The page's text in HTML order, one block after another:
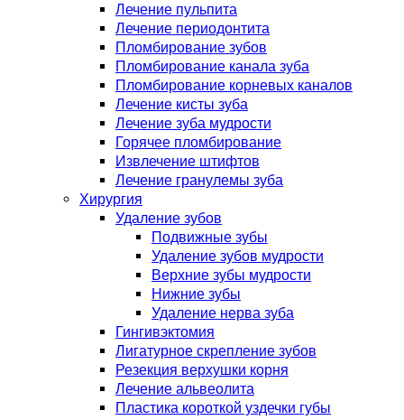
Лечение пульпита
Лечение периодонтита
Пломбирование зубов
Пломбирование канала зуба
Пломбирование корневых каналов
Лечение кисты зуба
Лечение зуба мудрости
Горячее пломбирование
Извлечение штифтов
Лечение гранулемы зуба
Хирургия
Удаление зубов
Подвижные зубы
Удаление зубов мудрости
Верхние зубы мудрости
Нижние зубы
Удаление нерва зуба
Гингивэктомия
Лигатурное скрепление зубов
Резекция верхушки корня
Лечение альвеолита
Пластика короткой уздечки губы